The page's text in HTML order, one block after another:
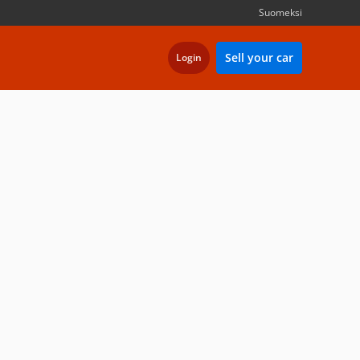
Suomeksi
Login Sell your car